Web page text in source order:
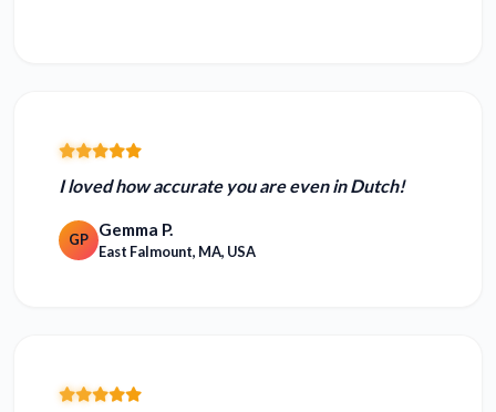
Iloved how accurate you areeven in Dutch!
GP Gemma P.
East Falmount, MA, USA